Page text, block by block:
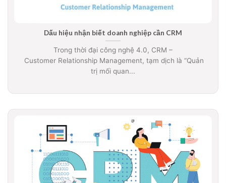
Dấu hiệu nhận biết doanh nghiệp cần CRM
Trong thời đại công nghệ 4.0, CRM –
Customer Relationship Management, tạm dịch là “Quản
trị mối quan...